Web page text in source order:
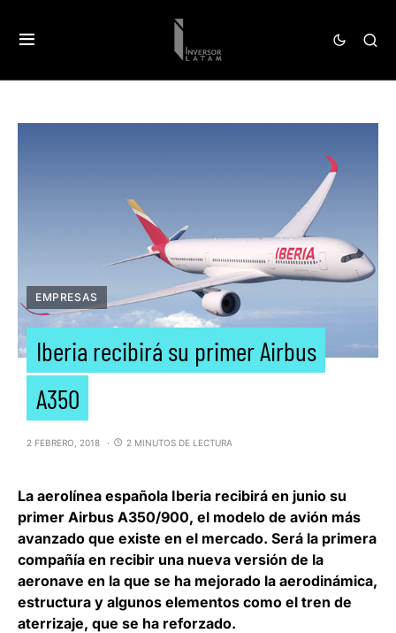
EMPRESAS
Iberia recibirá su primer Airbus
A350
2 FEBRERO, 2018 2 MINUTOS DE LECTURA
La aerolínea española Iberia recibirá en junio su
primer Airbus A350/900, el modelo de avión más
avanzado que existe en el mercado. Será la primera
compañía en recibir una nueva versión de la
aeronave en la que se ha mejorado la aerodinámica,
estructura y algunos elementos como el tren de
aterrizaje, que se ha reforzado.